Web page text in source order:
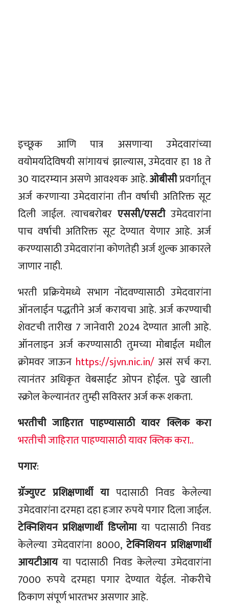
इच्छूक आणि पात्र असणाऱ्या उमेदवारांच्या
वयोमर्यादेविषयी सांगायचं झाल्यास, उमेदवार हा 18 ते
30 यादरम्यान असणे आवश्यक आहे.ओबीसीप्रवर्गातून
अर्ज करणाऱ्या उमेदवारांना तीन वर्षाची अतिरिक्त सूट
दिली जाईल. त्याचबरोबर एससी/एसटीउमेदवारांना
पाच वर्षाची अतिरिक्त सूट देण्यात येणार आहे. अर्ज
करण्यासाठी उमेदवारांना कोणतेही अर्ज शुल्क आकारले
जाणार नाही.
भरती प्रक्रियेमध्ये सभाग नोंदवण्यासाठी उमेदवारांना
ऑनलाईन पद्धतीने अर्ज करायचा आहे. अर्ज करण्याची
शेवटची तारीख 7 जानेवारी 2024 देण्यात आली आहे.
ऑनलाइन अर्ज करण्यासाठी तुमच्या मोबाईल मधील
क्रोमवर जाऊन https://sjvn.nic.in/असं सर्च करा.
त्यानंतर अधिकृत वेबसाईट ओपन होईल. पुढे खाली
स्क्रोल केल्यानंतर तुम्ही सविस्तर अर्ज करू शकता.
भरतीची जाहिरात पाहण्यासाठी यावर क्लिक करा
भरतीची जाहिरात पाहण्यासाठी यावर क्लिक करा..
पगार:
ग्रॅज्युएट प्रशिक्षणार्थी यापदासाठी निवड केलेल्या
उमेदवारांना दरमहा दहा हजार रुपये पगार दिला जाईल.
टेक्निशियन प्रशिक्षणार्थी डिप्लोमाया पदासाठी निवड
केलेल्या उमेदवारांना 8000, टेक्निशियन प्रशिक्षणार्थी
आयटीआयया पदासाठी निवड केलेल्या उमेदवारांना
7000 रुपये दरमहा पगार देण्यात येईल. नोकरीचे
ठिकाण संपूर्ण भारतभर असणार आहे.